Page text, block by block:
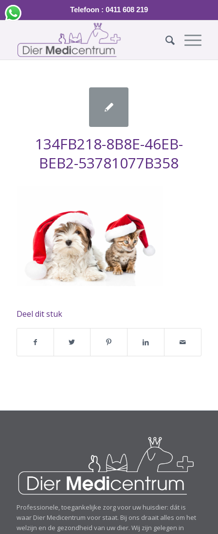
Telefoon : 0411 608 219
134FB218-8B8E-46EB-
BEB2-53781077B358
Deel dit stuk
Professionele, toegankelijke zorg voor uw huisdier: dát is
waar Dier Medicentrum voor staat. Bij ons draait alles om het
welzijn en de gezondheid van uw dier. Wij zijn gelegen in